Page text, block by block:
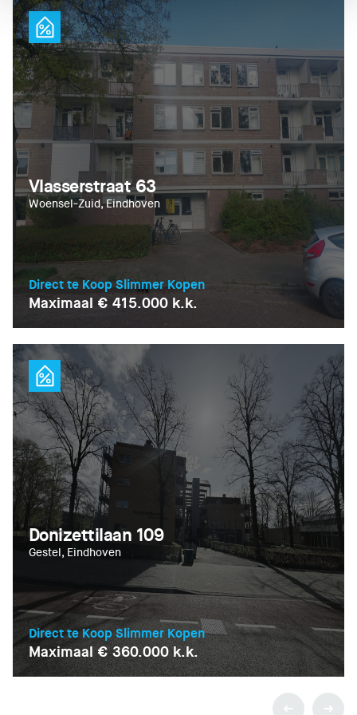
Vlasserstraat 63
Woensel-Zuid, Eindhoven
Direct te Koop Slimmer Kopen
Maximaal € 415.000 k.k.
Donizettilaan 109
Gestel, Eindhoven
Direct te Koop Slimmer Kopen
Maximaal € 360.000 k.k.